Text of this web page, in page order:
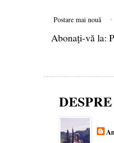
Postare mai nouă
Abonați-vă la: